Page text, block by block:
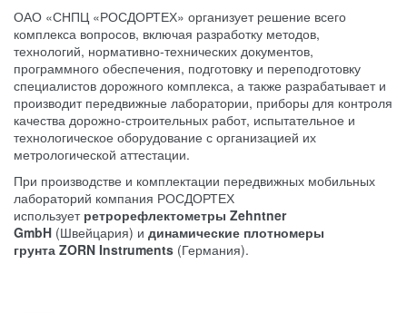
ОАО «СНПЦ «РОСДОРТЕХ» организует решение всего
комплекса вопросов, включая разработку методов,
технологий, нормативно-технических документов,
программного обеспечения, подготовку и переподготовку
специалистов дорожного комплекса, а также разрабатывает и
производит передвижные лаборатории, приборы для контроля
качества дорожно-строительных работ, испытательное и
технологическое оборудование с организацией их
метрологической аттестации.
При производстве и комплектации передвижных мобильных
лабораторий компания РОСДОРТЕХ
использует ретрорефлектометры Zehntner
GmbH (Швейцария) и динамические плотномеры
грунта ZORN Instruments (Германия).